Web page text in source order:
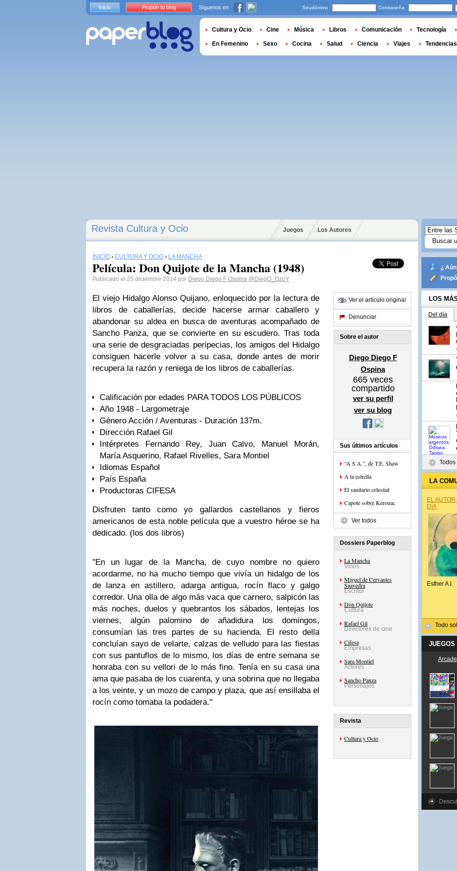
Revista Cultura y Ocio Juegos Los Autores
INICIO › CULTURA Y OCIO › LA MANCHA
Película: Don Quijote de la Mancha (1948)
Publicado el 25 diciembre 2014 por Diego Diego F Ospina @DiegO_OzpY
El viejo Hidalgo Alonso Quijano, enloquecido por la lectura de
libros de caballerías, decide hacerse armar caballero y
abandonar su aldea en busca de aventuras acompañado de
Sancho Panza, que se convierte en su escudero. Tras toda
una serie de desgraciadas peripecias, los amigos del Hidalgo
consiguen hacerle volver a su casa, donde antes de morir
recupera la razón y reniega de los libros de caballerías.
Calificación por edades PARA TODOS LOS PÚBLICOS
Año 1948 - Largometraje
Género Acción / Aventuras - Duración 137m.
Dirección Rafael Gil
Intérpretes Fernando Rey, Juan Calvo, Manuel Morán,
María Asquerino, Rafael Rivelles, Sara Montiel
Idiomas Español
País España
Productoras CIFESA
Disfruten tanto como yo gallardos castellanos y fieros
americanos de esta noble película que a vuestro héroe se ha
dedicado. (los dos libros)
"En un lugar de la Mancha, de cuyo nombre no quiero
acordarme, no ha mucho tiempo que vivía un hidalgo de los
de lanza en astillero, adarga antigua, rocín flaco y galgo
corredor. Una olla de algo más vaca que carnero, salpicón las
más noches, duelos y quebrantos los sábados, lentejas los
viernes, algún palomino de añadidura los domingos,
consumían las tres partes de su hacienda. El resto della
concluían sayo de velarte, calzas de velludo para las fiestas
con sus pantuflos de lo mismo, los días de entre semana se
honraba con su vellori de lo más fino. Tenía en su casa una
ama que pasaba de los cuarenta, y una sobrina que no llegaba
a los veinte, y un mozo de campo y plaza, que así ensillaba el
rocín como tomaba la podadera."
Ver el artículo original
Denunciar
Sobre el autor
Diego Diego F
Ospina
665 veces
compartido
ver su perfil
ver su blog
Sus últimos artículos
“A S.A.”, de T.E. Shaw
A la estrella
El sanitario celestial
Capote sobre Kerouac
Ver todos
Dossiers Paperblog
La Mancha
Vinos
Miguel de Cervantes
Saavedra
Escritor
Don Quijote
Cultura
Rafael Gil
Directores de cine
Cifesa
Empresas
Sara Montiel
Actores
Sancho Panza
Personajes
Revista
Cultura y Ocio
¿
LOS
Del día
LA
EL
DÍA
Esther A.l.
Todo
JUEGOS
Arcade
Inicio Propón tu blog Síguenos en Seudónimo Contraseña
Cultura y Ocio Cine Música Libros Comunicación Tecnología
En Femenino Sexo Cocina Salud Ciencia Viajes Tendencias